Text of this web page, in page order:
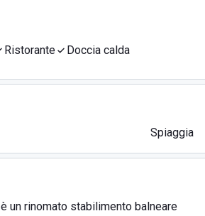
Ristorante
Doccia calda
Spiaggia
è un rinomato stabilimento balneare